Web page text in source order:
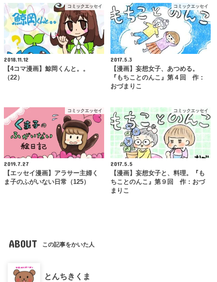
コミックエッセイ
2018.11.12
【4コマ漫画】鯨岡くんと。。
（22）
コミックエッセイ
2017.5.3
【漫画】妄想女子、あつめる。
『もちことのんこ』第４回 作：
おづまりこ
コミックエッセイ
2019.7.27
【エッセイ漫画】アラサー主婦く
ま子のふがいない日常（125）
コミックエッセイ
2017.5.5
【漫画】妄想女子と、料理。『も
ちことのんこ』第９回 作：おづ
まりこ
ABOUT この記事をかいた人
とんちきくま